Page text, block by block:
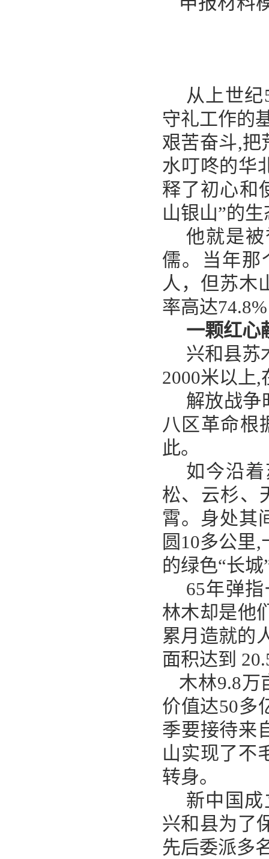
从上世纪
守礼工作的
艰苦奋斗,把
水叮咚的华
释了初心和
山银山”的
他就是
儒。当年那
人，但苏木
率高达
一颗红心
兴和县苏
2000米以上
解放战争
八区革命根
此。
如今沿
松、云杉、
霄。身处其
圆10多公里
的绿色“长
65年弹
林木却是他
累月造就的
面积达到
木林9.8万
价值达50多
季要接待来
山实现了不
转身。
新中国
兴和县为了
先后委派多